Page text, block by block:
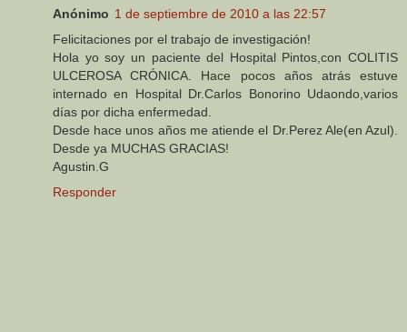
Anónimo 1 de septiembre de 2010 a las 22:57
Felicitaciones por el trabajo de investigación!
Hola yo soy un paciente del Hospital Pintos,con COLITIS
ULCEROSA CRÓNICA. Hace pocos años atrás estuve
internado en Hospital Dr.Carlos Bonorino Udaondo,varios
días por dicha enfermedad.
Desde hace unos años me atiende el Dr.Perez Ale(en Azul).
Desde ya MUCHAS GRACIAS!
Agustin.G
Responder